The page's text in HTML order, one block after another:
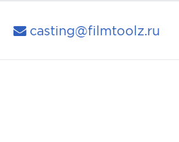
casting@filmtoolz.ru